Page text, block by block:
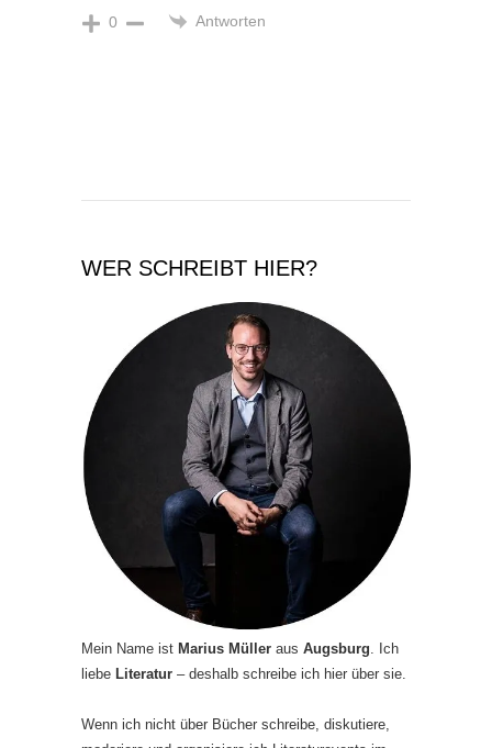
0 Antworten
WER SCHREIBT HIER?
Mein Name ist Marius Müller aus Augsburg. Ich
liebe Literatur – deshalb schreibe ich hier über sie.
Wenn ich nicht über Bücher schreibe, diskutiere,